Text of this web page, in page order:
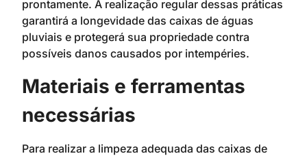
prontamente. A realização regular dessas práticas
garantirá a longevidade das caixas de águas
pluviais e protegerá sua propriedade contra
possíveis danos causados por intempéries.
Materiais e ferramentas
necessárias
Para realizar a limpeza adequada das caixas de